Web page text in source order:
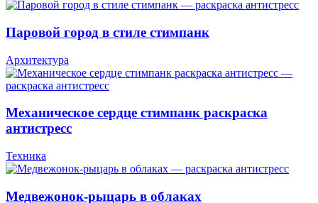
Паровой город в стиле стимпанк
Архитектура
Механическое сердце стимпанк раскраска
антистресс
Техника
Медвежонок-рыцарь в облаках